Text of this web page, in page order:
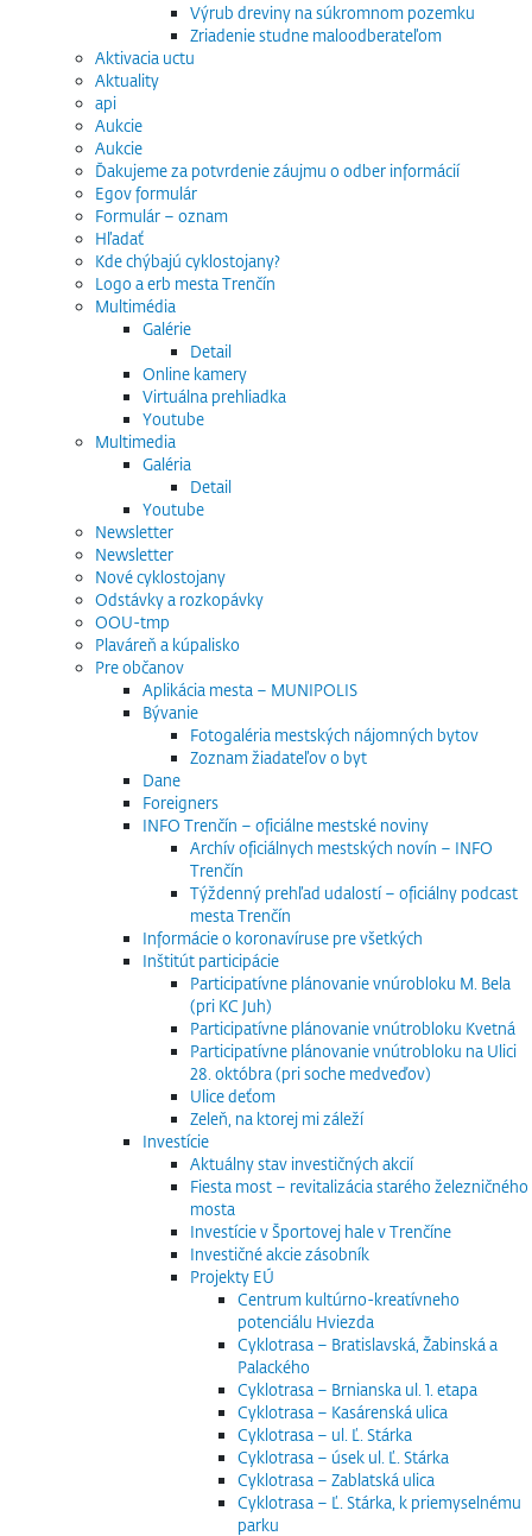
Výrub dreviny na súkromnom pozemku
Zriadenie studne maloodberateľom
Aktivacia uctu
Aktuality
api
Aukcie
Aukcie
Ďakujeme za potvrdenie záujmu o odber informácií
Egov formulár
Formulár – oznam
Hľadať
Kde chýbajú cyklostojany?
Logo a erb mesta Trenčín
Multimédia
Galérie
Detail
Online kamery
Virtuálna prehliadka
Youtube
Multimedia
Galéria
Detail
Youtube
Newsletter
Newsletter
Nové cyklostojany
Odstávky a rozkopávky
OOU-tmp
Plaváreň a kúpalisko
Pre občanov
Aplikácia mesta – MUNIPOLIS
Bývanie
Fotogaléria mestských nájomných bytov
Zoznam žiadateľov o byt
Dane
Foreigners
INFO Trenčín – oficiálne mestské noviny
Archív oficiálnych mestských novín – INFO
Trenčín
Týždenný prehľad udalostí – oficiálny podcast
mesta Trenčín
Informácie o koronavíruse pre všetkých
Inštitút participácie
Participatívne plánovanie vnúrobloku M. Bela
(pri KC Juh)
Participatívne plánovanie vnútrobloku Kvetná
Participatívne plánovanie vnútrobloku na Ulici
28. októbra (pri soche medveďov)
Ulice deťom
Zeleň, na ktorej mi záleží
Investície
Aktuálny stav investičných akcií
Fiesta most – revitalizácia starého železničného
mosta
Investície v Športovej hale v Trenčíne
Investičné akcie zásobník
Projekty EÚ
Centrum kultúrno-kreatívneho
potenciálu Hviezda
Cyklotrasa – Bratislavská, Žabinská a
Palackého
Cyklotrasa – Brnianska ul. 1. etapa
Cyklotrasa – Kasárenská ulica
Cyklotrasa – ul. Ľ. Stárka
Cyklotrasa – úsek ul. Ľ. Stárka
Cyklotrasa – Zablatská ulica
Cyklotrasa – Ľ. Stárka, k priemyselnému
parku